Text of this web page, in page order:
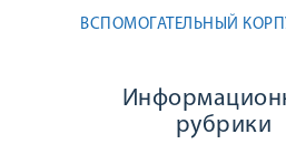
ВСПОМОГАТЕЛЬНЫЙ
рубрики